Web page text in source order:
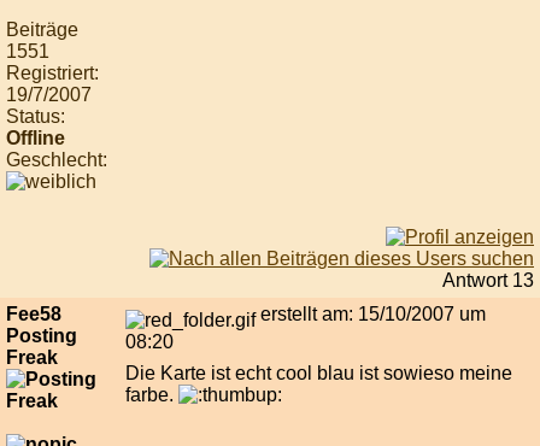
Beiträge
1551
Registriert:
19/7/2007
Status:
Offline
Geschlecht:
Antwort 13
Fee58
Posting
Freak
erstellt am: 15/10/2007 um
08:20
Die Karte ist echt cool blau ist sowieso meine
farbe.